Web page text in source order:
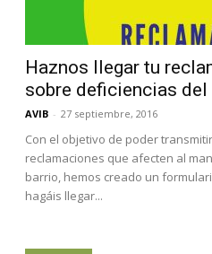
Haznos llegar tu
sobre deficiencias del
AVIB - 27 septiembre, 2016
Con el objetivo de poder
reclamaciones que afecten al
barrio, hemos creado un
hagáis llegar...